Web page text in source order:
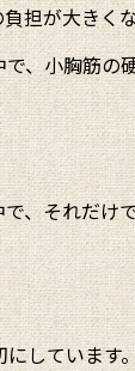
担が大きく
、小胸筋
、それだ
しています